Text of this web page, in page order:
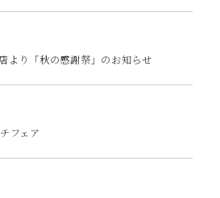
り「秋の感謝祭」のお知らせ
フェア